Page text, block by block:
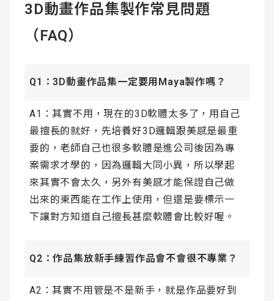
3D動畫作品集製作常見問題
（FAQ）
Q1：3D動畫作品集一定要用Maya製作嗎？
A1：其實不用，現在的3D軟體太多了，用自己
最擅長的就好，先培養好3D邏輯跟美感是最重
要的，老師自己也很多軟體是進公司後因為專
案需求才學的，因為邏輯大同小異，所以學起
來其實不會太久，另外有美感才能保證自己做
出來的東西能在工作上使用，但還是要標示一
下讓對方知道自己擅長甚麼軟體會比較好喔。
Q2：作品集放新手練習作品會不會很不專業？
A2：其實不用管是不是新手，就是作品要好到